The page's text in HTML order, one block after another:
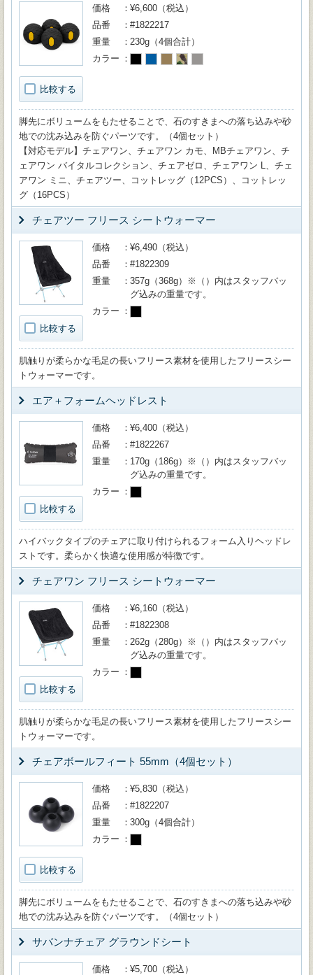
比較する
価格
¥6,600（税込）
品番
#1822217
重量
230g（4個合計）
カラー
脚先にボリュームをもたせることで、石のすきまへの落ち込みや砂
地での沈み込みを防ぐパーツです。（4個セット）
【対応モデル】チェアワン、チェアワン カモ、MBチェアワン、チ
ェアワン バイタルコレクション、チェアゼロ、チェアワン L、チェ
アワン ミニ、チェアツー、コットレッグ（12PCS）、コットレッ
グ（16PCS）
チェアツー フリース シートウォーマー
比較する
価格
¥6,490（税込）
品番
#1822309
重量
357g（368g）※（）内はスタッフバッ
グ込みの重量です。
カラー
肌触りが柔らかな毛足の長いフリース素材を使用したフリースシー
トウォーマーです。
エア＋フォームヘッドレスト
比較する
価格
¥6,400（税込）
品番
#1822267
重量
170g（186g）※（）内はスタッフバッ
グ込みの重量です。
カラー
ハイバックタイプのチェアに取り付けられるフォーム入りヘッドレ
ストです。柔らかく快適な使用感が特徴です。
チェアワン フリース シートウォーマー
比較する
価格
¥6,160（税込）
品番
#1822308
重量
262g（280g）※（）内はスタッフバッ
グ込みの重量です。
カラー
肌触りが柔らかな毛足の長いフリース素材を使用したフリースシー
トウォーマーです。
チェアボールフィート 55mm（4個セット）
比較する
価格
¥5,830（税込）
品番
#1822207
重量
300g（4個合計）
カラー
脚先にボリュームをもたせることで、石のすきまへの落ち込みや砂
地での沈み込みを防ぐパーツです。（4個セット）
サバンナチェア グラウンドシート
価格
¥5,700（税込）